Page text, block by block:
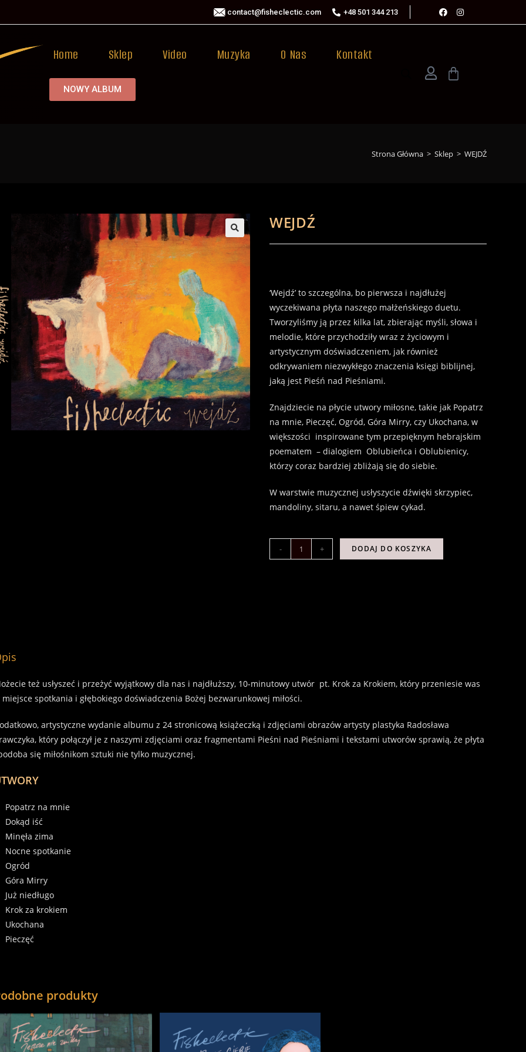
contact@fisheclectic.com +48 501 344 213
Home Sklep Video Muzyka O Nas Kontakt
NOWY ALBUM
Strona Główna > Sklep > WEJDŹ
🔍
WEJDŹ
‘Wejdź’ to szczególna, bo pierwsza i najdłużej
wyczekiwana płyta naszego małżeńskiego duetu.
Tworzyliśmy ją przez kilka lat, zbierając myśli, słowa i
melodie, które przychodziły wraz z życiowym i
artystycznym doświadczeniem, jak również
odkrywaniem niezwykłego znaczenia księgi biblijnej,
jaką jest Pieśń nad Pieśniami.
Znajdziecie na płycie utwory miłosne, takie jak Popatrz
na mnie, Pieczęć, Ogród, Góra Mirry, czy Ukochana, w
większości inspirowane tym przepięknym hebrajskim
poematem – dialogiem Oblubieńca i Oblubienicy,
którzy coraz bardziej zbliżają się do siebie.
W warstwie muzycznej usłyszycie dźwięki skrzypiec,
mandoliny, sitaru, a nawet śpiew cykad.
- + DODAJ DO KOSZYKA
też usłyszeć i przeżyć wyjątkowy dla nas i najdłuższy, 10-minutowy utwór pt. Krok za Krokiem, który przeniesie was
miejsce spotkania i głębokiego doświadczenia Bożej bezwarunkowej miłości.
artystyczne wydanie albumu z 24 stronicową książeczką i zdjęciami obrazów artysty plastyka Radosława
który połączył je z naszymi zdjęciami oraz fragmentami Pieśni nad Pieśniami i tekstami utworów sprawią, że płyta
się miłośnikom sztuki nie tylko muzycznej.
Popatrz na mnie
Dokąd iść
Minęła zima
Nocne spotkanie
Ogród
Góra Mirry
Już niedługo
Krok za krokiem
Ukochana
Pieczęć
produkty